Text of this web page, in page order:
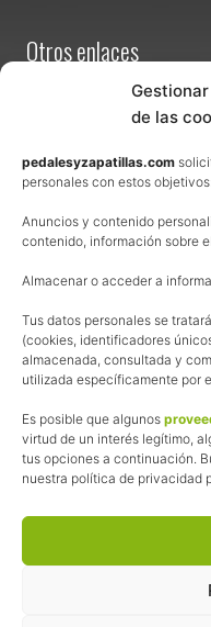
de las
pedalesyzapatillas.com
personales con estos objetivos:
Anuncios y contenido
contenido, información sobre
Almacenar o acceder a
Tus datos personales se
(cookies, identificadores
almacenada, consultada y
utilizada específicamente por
Es posible que algunos
virtud de un interés legítimo,
tus opciones a continuación.
nuestra política de privacidad
Otros enlaces
Términos y
Política de privacidad
Política de cookies
Afiliación
La web de
¿Qué significa esto?
Cuando recomiendo
online que utilizo y, por
una comisión sin que a ti
Esas comisiones me
las inscripciones a
Siempre escribo sobre